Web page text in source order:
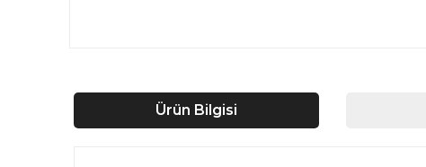
Ürün Bilgisi